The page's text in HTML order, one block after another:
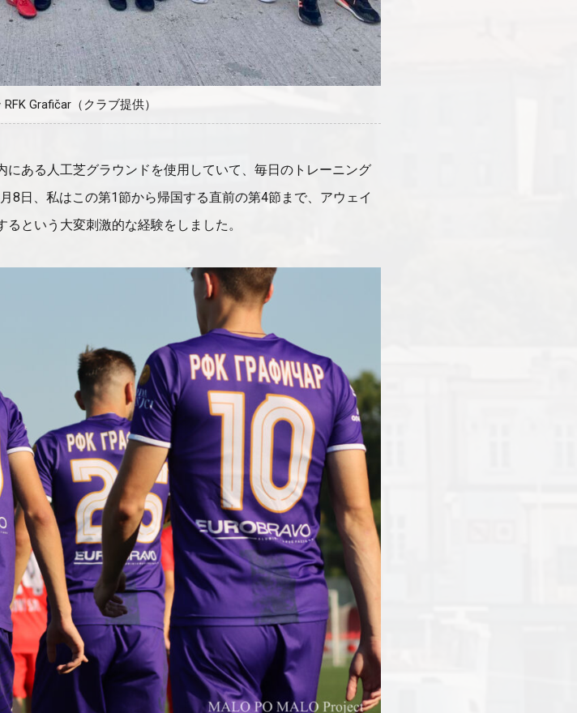
Grafičar（クラブ提供）
ある人工芝グラウンドを使用していて、毎日のトレーニング
8日、私はこの第1節から帰国する直前の第4節まで、アウェイ
という大変刺激的な経験をしました。